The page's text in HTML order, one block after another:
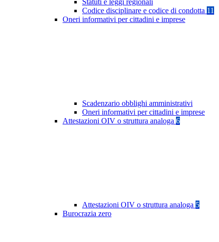
Statuti e leggi regionali
Codice disciplinare e codice di condotta 11
Oneri informativi per cittadini e imprese
Scadenzario obblighi amministrativi
Oneri informativi per cittadini e imprese
Attestazioni OIV o struttura analoga 6
Attestazioni OIV o struttura analoga 5
Burocrazia zero